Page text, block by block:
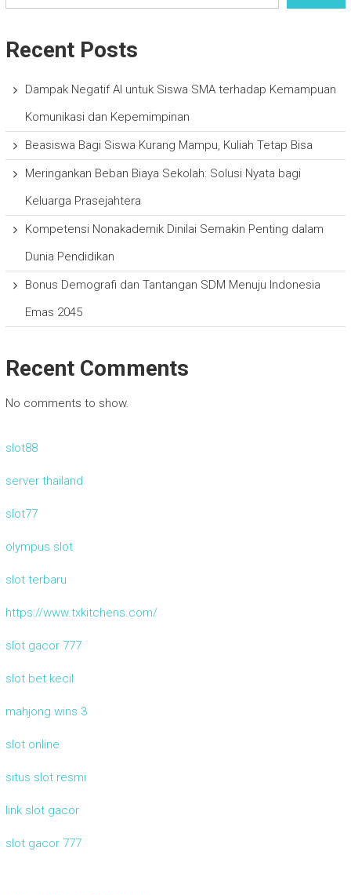
Recent Posts
Dampak Negatif AI untuk Siswa SMA terhadap Kemampuan
Komunikasi dan Kepemimpinan
Beasiswa Bagi Siswa Kurang Mampu, Kuliah Tetap Bisa
Meringankan Beban Biaya Sekolah: Solusi Nyata bagi
Keluarga Prasejahtera
Kompetensi Nonakademik Dinilai Semakin Penting dalam
Dunia Pendidikan
Bonus Demografi dan Tantangan SDM Menuju Indonesia
Emas 2045
Recent Comments
No comments to show.
slot88
server thailand
slot77
olympus slot
slot terbaru
https://www.txkitchens.com/
slot gacor 777
slot bet kecil
mahjong wins 3
slot online
situs slot resmi
link slot gacor
slot gacor 777